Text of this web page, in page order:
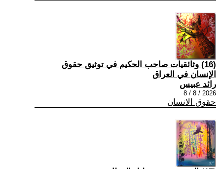
(16) وثائقيات صاحب الحكيم في توثيق حقوق
الإنسان في العراق
رائد عبيس
2026 / 8 / 8
حقوق الانسان